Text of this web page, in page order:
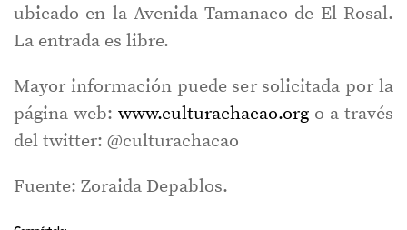
ubicado en la Avenida Tamanaco de El Rosal.
La entrada es libre.
Mayor información puede ser solicitada por la
página web: www.culturachacao.org o a través
del twitter: @culturachacao
Fuente: Zoraida Depablos.